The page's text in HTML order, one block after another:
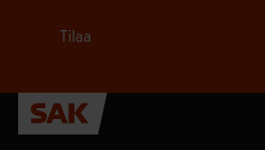
Tilaa